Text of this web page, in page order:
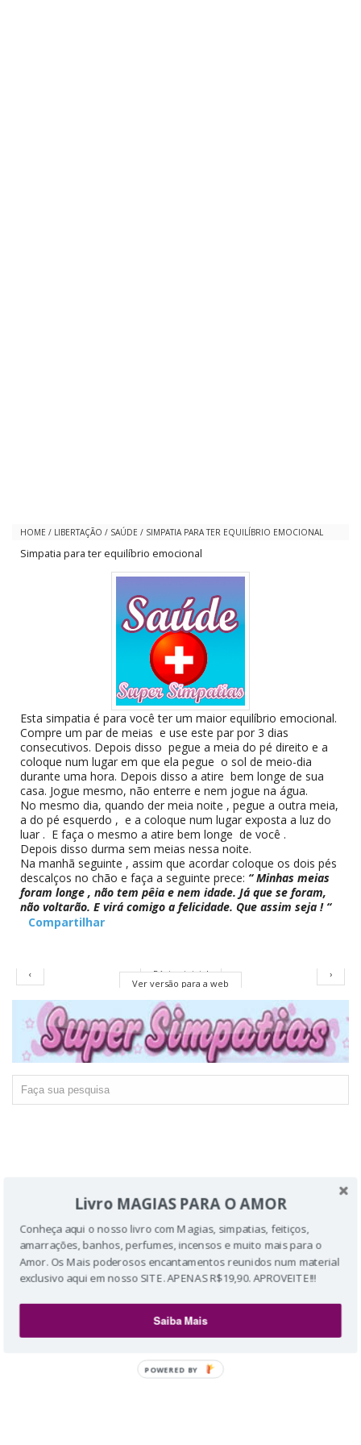
HOME / LIBERTAÇÃO / SAÚDE / SIMPATIA PARA TER EQUILÍBRIO EMOCIONAL
Simpatia para ter equilíbrio emocional
Esta simpatia é para você ter um maior equilíbrio emocional.
Compre um par de meias e use este par por 3 dias
consecutivos. Depois disso pegue a meia do pé direito e a
coloque num lugar em que ela pegue o sol de meio-dia
durante uma hora. Depois disso a atire bem longe de sua
casa. Jogue mesmo, não enterre e nem jogue na água.
No mesmo dia, quando der meia noite , pegue a outra meia,
a do pé esquerdo , e a coloque num lugar exposta a luz do
luar . E faça o mesmo a atire bem longe de você .
Depois disso durma sem meias nessa noite.
Na manhã seguinte , assim que acordar coloque os dois pés
descalços no chão e faça a seguinte prece: “ Minhas meias
foram longe , não tem pêia e nem idade. Já que se foram,
não voltarão. E virá comigo a felicidade. Que assim seja ! “
Compartilhar
‹ ›
Página inicial
Ver versão para a web
Livro MAGIAS PARA O AMOR
Conheça aqui o nosso livro com Magias, simpatias, feitiços,
amarrações, banhos, perfumes, incensos e muito mais para o
Amor. Os Mais poderosos encantamentos reunidos num material
exclusivo aqui em nosso SITE. APENAS R$19,90. APROVEITE!!!
Saiba Mais
POWERED BY